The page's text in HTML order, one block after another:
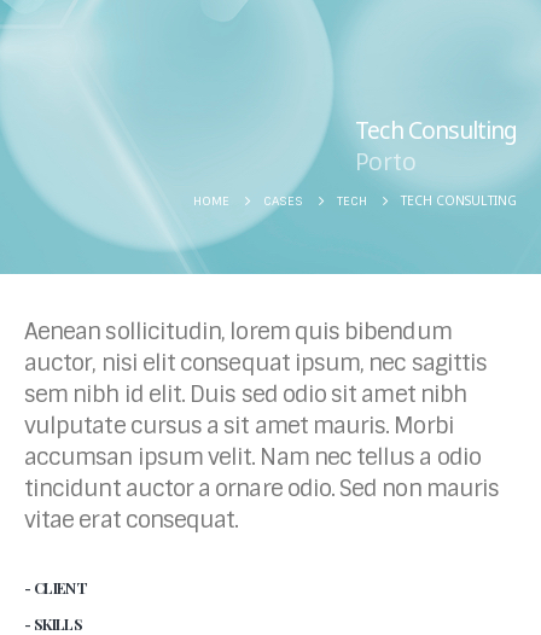
Tech Consulting
Porto
HOME CASES TECH TECH CONSULTING
Aenean sollicitudin, lorem quis bibendum
auctor, nisi elit consequat ipsum, nec sagittis
sem nibh id elit. Duis sed odio sit amet nibh
vulputate cursus a sit amet mauris. Morbi
accumsan ipsum velit. Nam nec tellus a odio
tincidunt auctor a ornare odio. Sed non mauris
vitae erat consequat.
- CLIENT
- SKILLS